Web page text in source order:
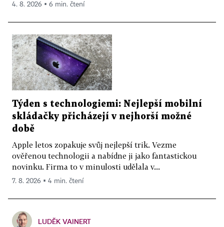
4. 8. 2026 ▪ 6 min. čtení
Týden s technologiemi: Nejlepší mobilní
skládačky přicházejí v nejhorší možné
době
Apple letos zopakuje svůj nejlepší trik. Vezme
ověřenou technologii a nabídne ji jako fantastickou
novinku. Firma to v minulosti udělala v...
7. 8. 2026 ▪ 4 min. čtení
LUDĚK VAINERT